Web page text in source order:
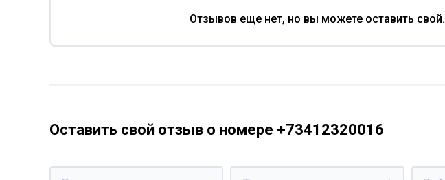
Отзывов еще нет, но вы можете оставить свой.
Оставить свой отзыв о номере +73412320016